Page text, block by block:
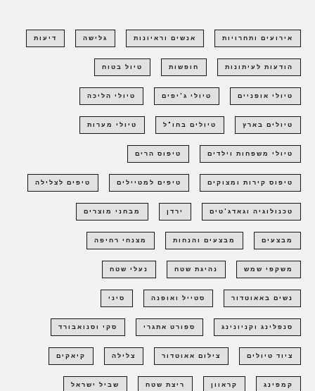
אירועים ותחרויות אנשים וראיונות גלישה דיעות
הודעות לעיתונות חופשות טיול בטוח
טיולי אופניים טיולי ג'יפים טיולי הליכה
טיולים בארץ טיולים בחו"ל טיולי מערות
טיולי משפחות וילדים טיפוס הרים
טיפוס קירות ומצוקים טיפים למטיילים טיפים לצלילה
טכנולוגיה וגאדג'טים ירדן מבחני מוצרים
מבצעים מבצעים והנחות מצנחי רחיפה
משקפי שמש נהיגת שטח נעלי שטח
נשים באאוטדור סטייל ואופנה סיני
סנפלינג וקניונינג ספורט אתגרי סקי וסנואבורד
ציוד טיולים צילום אאוטדור צלילה קיאקים
קמפינג קראוון ריצת שטח שביל ישראל